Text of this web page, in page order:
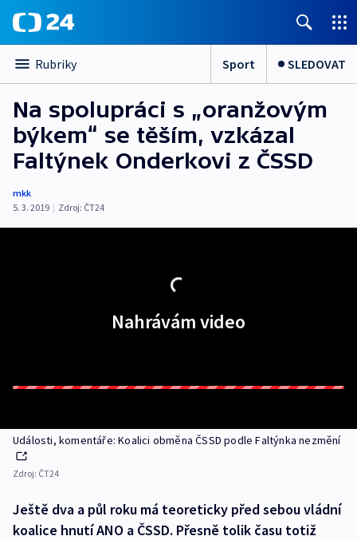
Rubriky Sport SLEDOVAT
Na spolupráci s „oranžovým
býkem“ se těším, vzkázal
Faltýnek Onderkovi z ČSSD
mkk
5. 3. 2019 | Zdroj: ČT24
Nahrávám video
Události, komentáře: Koalici obměna ČSSD podle Faltýnka nezmění
Zdroj: ČT24
Ještě dva a půl roku má teoreticky před sebou vládní
koalice hnutí ANO a ČSSD. Přesně tolik času totiž